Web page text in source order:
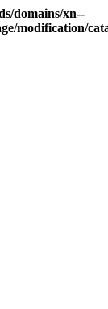
domains/xn--
modification/